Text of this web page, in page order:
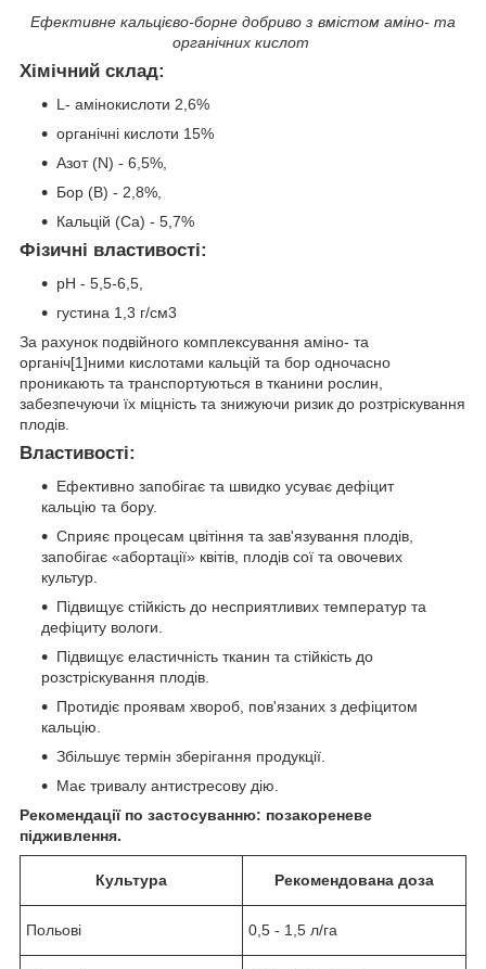
Ефективне кальцієво-борне добриво з вмістом аміно- та
органічних кислот
Хімічний склад:
L- амінокислоти 2,6%
органічні кислоти 15%
Азот (N) - 6,5%,
Бор (В) - 2,8%,
Кальцій (Ca) - 5,7%
Фізичні властивості:
pH - 5,5-6,5,
густина 1,3 г/см3
За рахунок подвійного комплексування аміно- та
органіч[1]ними кислотами кальцій та бор одночасно
проникають та транспортуються в тканини рослин,
забезпечуючи їх міцність та знижуючи ризик до розтріскування
плодів.
Властивості:
Ефективно запобігає та швидко усуває дефіцит
кальцію та бору.
Сприяє процесам цвітіння та зав'язування плодів,
запобігає «абортації» квітів, плодів сої та овочевих
культур.
Підвищує стійкість до несприятливих температур та
дефіциту вологи.
Підвищує еластичність тканин та стійкість до
розстріскування плодів.
Протидіє проявам хвороб, пов'язаних з дефіцитом
кальцію.
Збільшує термін зберігання продукції.
Має тривалу антистресову дію.
Рекомендації по застосуванню: позакореневе
підживлення.
Культура Рекомендована доза
Польові 0,5 - 1,5 л/га